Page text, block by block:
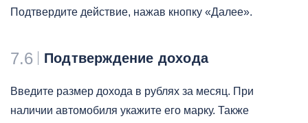
Подтвердите действие, нажав кнопку «Далее».
7.6 Подтверждение дохода
Введите размер дохода в рублях за месяц. При
наличии автомобиля укажите его марку. Также